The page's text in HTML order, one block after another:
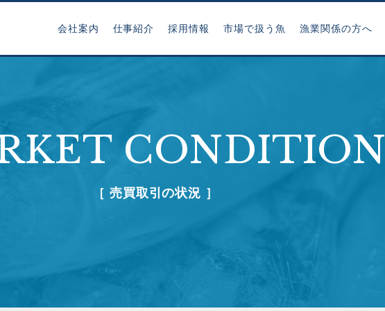
会社案内 仕事紹介 採用情報 市場で扱う魚 漁業関係の方へ
CONDITION
［ 売買取引の状況 ］